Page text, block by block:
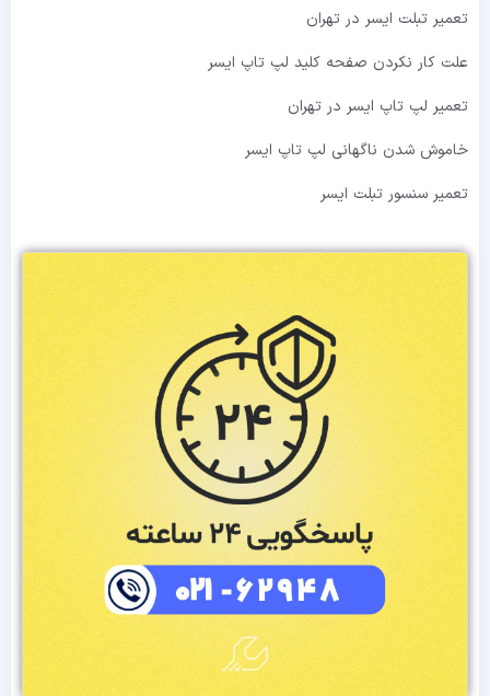
تعمیر تبلت ایسر در تهران
علت کار نکردن صفحه کلید لپ تاپ ایسر
تعمیر لپ تاپ ایسر در تهران
خاموش شدن ناگهانی لپ تاپ ایسر
تعمیر سنسور تبلت ایسر